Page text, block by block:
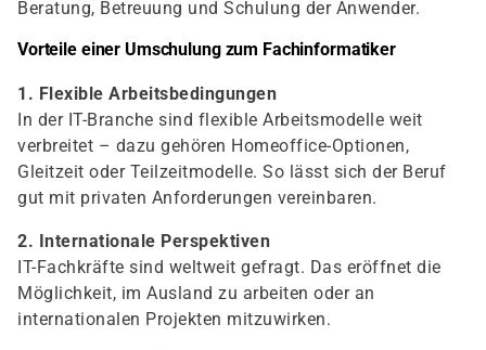
Beratung, Betreuung und Schulung der Anwender.
Vorteile einer Umschulung zum Fachinformatiker
1. Flexible Arbeitsbedingungen
In der IT-Branche sind flexible Arbeitsmodelle weit
verbreitet – dazu gehören Homeoffice-Optionen,
Gleitzeit oder Teilzeitmodelle. So lässt sich der Beruf
gut mit privaten Anforderungen vereinbaren.
2. Internationale Perspektiven
IT-Fachkräfte sind weltweit gefragt. Das eröffnet die
Möglichkeit, im Ausland zu arbeiten oder an
internationalen Projekten mitzuwirken.